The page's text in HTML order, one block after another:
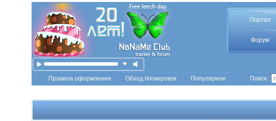
Портал
Форум
Правила оформления Обход блокировок Популярное Поиск :